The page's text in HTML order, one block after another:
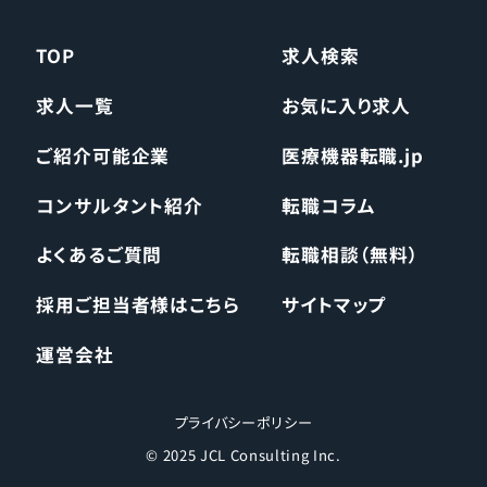
TOP
求人検索
求人一覧
お気に入り求人
ご紹介可能企業
医療機器転職.jp
コンサルタント紹介
転職コラム
よくあるご質問
転職相談（無料）
採用ご担当者様はこちら
サイトマップ
運営会社
プライバシーポリシー
© 2025 JCL Consulting Inc.